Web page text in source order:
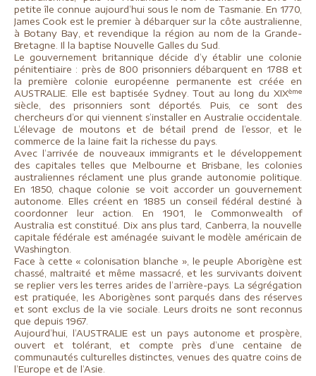
petite île connue aujourd’hui sous le nom de Tasmanie. En 1770,
James Cook est le premier à débarquer sur la côte australienne,
à Botany Bay, et revendique la région au nom de la Grande-
Bretagne. Il la baptise Nouvelle Galles du Sud.
Le gouvernement britannique décide d’y établir une colonie
pénitentiaire : près de 800 prisonniers débarquent en 1788 et
la première colonie européenne permanente est créée en
AUSTRALIE. Elle est baptisée Sydney. Tout au long du XIXème
siècle, des prisonniers sont déportés. Puis, ce sont des
chercheurs d’or qui viennent s’installer en Australie occidentale.
L’élevage de moutons et de bétail prend de l’essor, et le
commerce de la laine fait la richesse du pays.
Avec l’arrivée de nouveaux immigrants et le développement
des capitales telles que Melbourne et Brisbane, les colonies
australiennes réclament une plus grande autonomie politique.
En 1850, chaque colonie se voit accorder un gouvernement
autonome. Elles créent en 1885 un conseil fédéral destiné à
coordonner leur action. En 1901, le Commonwealth of
Australia est constitué. Dix ans plus tard, Canberra, la nouvelle
capitale fédérale est aménagée suivant le modèle américain de
Washington.
Face à cette « colonisation blanche », le peuple Aborigène est
chassé, maltraité et même massacré, et les survivants doivent
se replier vers les terres arides de l’arrière-pays. La ségrégation
est pratiquée, les Aborigènes sont parqués dans des réserves
et sont exclus de la vie sociale. Leurs droits ne sont reconnus
que depuis 1967.
Aujourd’hui, l’AUSTRALIE est un pays autonome et prospère,
ouvert et tolérant, et compte près d’une centaine de
communautés culturelles distinctes, venues des quatre coins de
l’Europe et de l’Asie.